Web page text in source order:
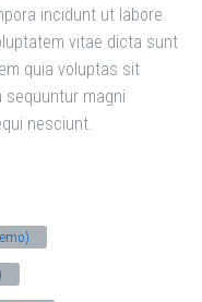
incidunt ut labore
vitae dicta sunt
quia voluptas sit
magni
nesciunt.